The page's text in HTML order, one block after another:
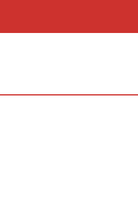
Aller